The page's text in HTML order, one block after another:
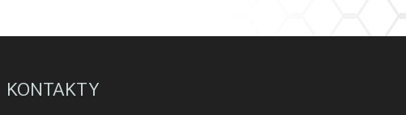
KONTAKTY